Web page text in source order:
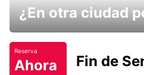
¿En otra ciudad
Reserva
Ahora Fin de